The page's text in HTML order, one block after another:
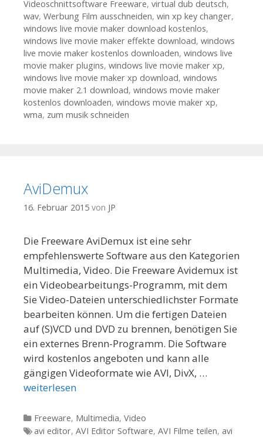
Videoschnittsoftware Freeware, virtual dub deutsch,
wav, Werbung Film ausschneiden, win xp key changer,
windows live movie maker download kostenlos,
windows live movie maker effekte download, windows
live movie maker kostenlos downloaden, windows live
movie maker plugins, windows live movie maker xp,
windows live movie maker xp download, windows
movie maker 2.1 download, windows movie maker
kostenlos downloaden, windows movie maker xp,
wma, zum musik schneiden
AviDemux
16. Februar 2015 von JP
Die Freeware AviDemux ist eine sehr
empfehlenswerte Software aus den Kategorien
Multimedia, Video. Die Freeware Avidemux ist
ein Videobearbeitungs-Programm, mit dem
Sie Video-Dateien unterschiedlichster Formate
bearbeiten können. Um die fertigen Dateien
auf (S)VCD und DVD zu brennen, benötigen Sie
ein externes Brenn-Programm. Die Software
wird kostenlos angeboten und kann alle
gängigen Videoformate wie AVI, DivX, …
weiterlesen
Kategorien
Freeware, Multimedia, Video
Tags
avi editor, AVI Editor Software, AVI Filme teilen, avi